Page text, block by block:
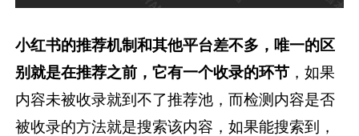
小红书的推荐机制和其他平台差不多，唯一的区
别就是在推荐之前，它有一个收录的环节 ，如果
内容未被收录就到不了推荐池，而检测内容是否
被收录的方法就是搜索该内容，如果能搜索到，